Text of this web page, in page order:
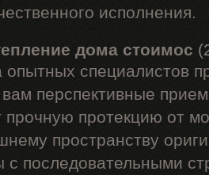
исполнения.
дома стоимос
специалистов
вам перспективные
прочную протекцию от
пространству
последовательными